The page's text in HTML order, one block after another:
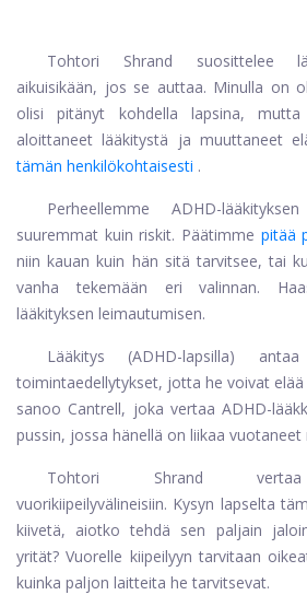
Tohtori Shrand suosittelee
aikuisikään, jos se auttaa. Minulla on
olisi pitänyt kohdella lapsina,
aloittaneet lääkitystä ja muuttaneet
tämän henkilökohtaisesti .
Perheellemme ADHD-
suuremmat kuin riskit. Päätimme pitää
niin kauan kuin hän sitä tarvitsee, tai
vanha tekemään eri valinnan.
lääkityksen leimautumisen.
Lääkitys (ADHD-lapsilla)
toimintaedellytykset, jotta he voivat
sanoo Cantrell, joka vertaa ADHD-
pussin, jossa hänellä on liikaa
Tohtori Shrand vertaa
vuorikiipeilyvälineisiin. Kysyn lapselta
kiivetä, aiotko tehdä sen paljain
yrität? Vuorelle kiipeilyyn tarvitaan
kuinka paljon laitteita he tarvitsevat.